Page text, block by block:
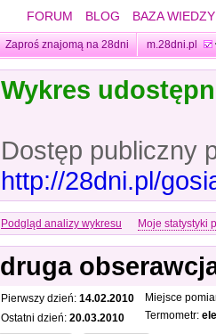
FORUM BLOG BAZA WIEDZY
Zaproś znajomą na 28dni m.28dni.pl
Wykres
Dostęp publiczny
http://28dni.pl/
Podgląd analizy wykresu Moje statystyki
druga
Pierwszy dzień: 14.02.2010
Ostatni dzień: 20.03.2010
Miejsce
Termometr: